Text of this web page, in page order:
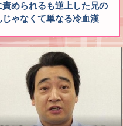
められるも逆上した兄の
ゃなくて単なる冷血漢